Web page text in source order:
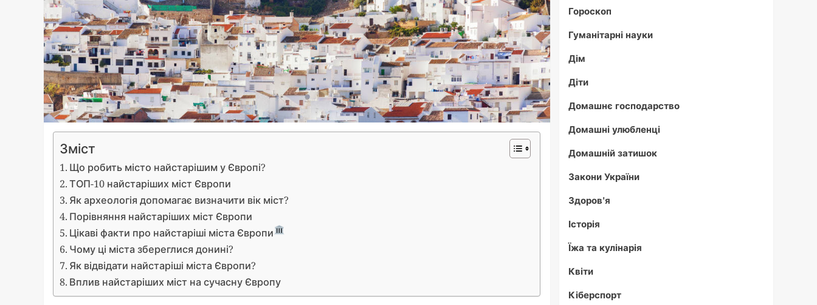
Зміст
Що робить місто найстарішим у Європі?
ТОП-10 найстаріших міст Європи
Як археологія допомагає визначити вік міст?
Порівняння найстаріших міст Європи
Цікаві факти про найстаріші міста Європи
Чому ці міста збереглися донині?
Як відвідати найстаріші міста Європи?
Вплив найстаріших міст на сучасну Європу
Гороскоп
Гуманітарні науки
Дім
Діти
Домашнє господарство
Домашні улюбленці
Домашній затишок
Закони України
Здоров'я
Історія
Їжа та кулінарія
Квіти
Кіберспорт